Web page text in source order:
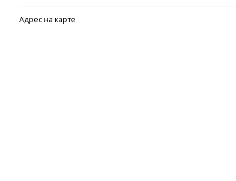
Адрес на карте